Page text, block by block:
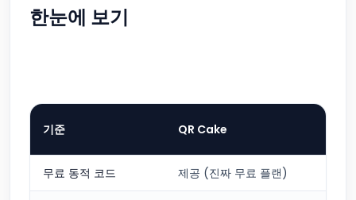
한눈에 보기
기준 QR Cake
무료 동적 코드 제공 (진짜 무료 플랜)